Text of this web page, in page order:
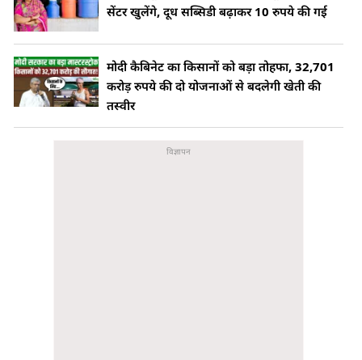
सेंटर खुलेंगे, दूध सब्सिडी बढ़ाकर 10 रुपये की गई
मोदी कैबिनेट का किसानों को बड़ा तोहफा, 32,701
करोड़ रुपये की दो योजनाओं से बदलेगी खेती की
तस्वीर